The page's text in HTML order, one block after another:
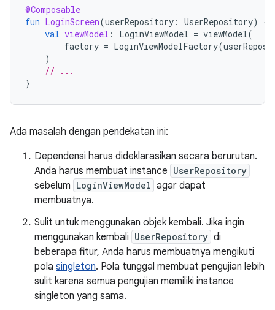
@Composable
fun LoginScreen(userRepository : UserRepository)
{
val viewModel : LoginViewModel = viewModel(
factory = LoginViewModelFactory(
)
// ...
}
Ada masalah dengan pendekatan ini:
Dependensi harus dideklarasikan secara berurutan.
Anda harus membuat instance UserRepository
sebelum LoginViewModel agar dapat
membuatnya.
Sulit untuk menggunakan objek kembali. Jika ingin
menggunakan kembali UserRepository di
beberapa fitur, Anda harus membuatnya mengikuti
pola singleton. Pola tunggal membuat pengujian lebih
sulit karena semua pengujian memiliki instance
singleton yang sama.